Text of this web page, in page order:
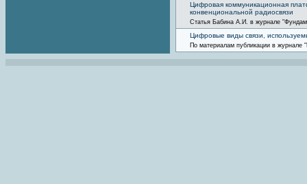
Цифровая коммуникационная
конвенциональной радиосвязи
Статья Бабина А.И. в журнале
Цифровые виды связи,
По материалам публикации в